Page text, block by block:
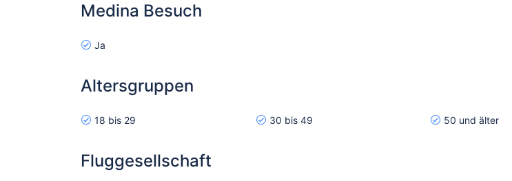
Medina Besuch
Ja
Altersgruppen
18 bis 29 30 bis 49 50 und älter
Fluggesellschaft